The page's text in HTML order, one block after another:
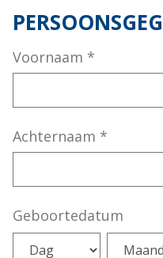
Voornaam *
Achternaam *
Geboortedatum